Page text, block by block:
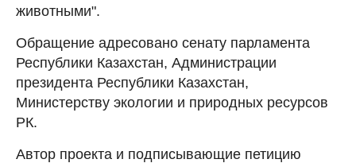
животными".
Обращение адресовано сенату парламента
Республики Казахстан, Администрации
президента Республики Казахстан,
Министерству экологии и природных ресурсов
РК.
Автор проекта и подписывающие петицию